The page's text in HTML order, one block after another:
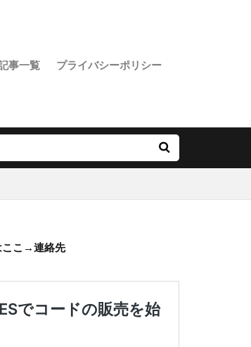
事一覧
プライバシーポリシー
ここ→連絡先